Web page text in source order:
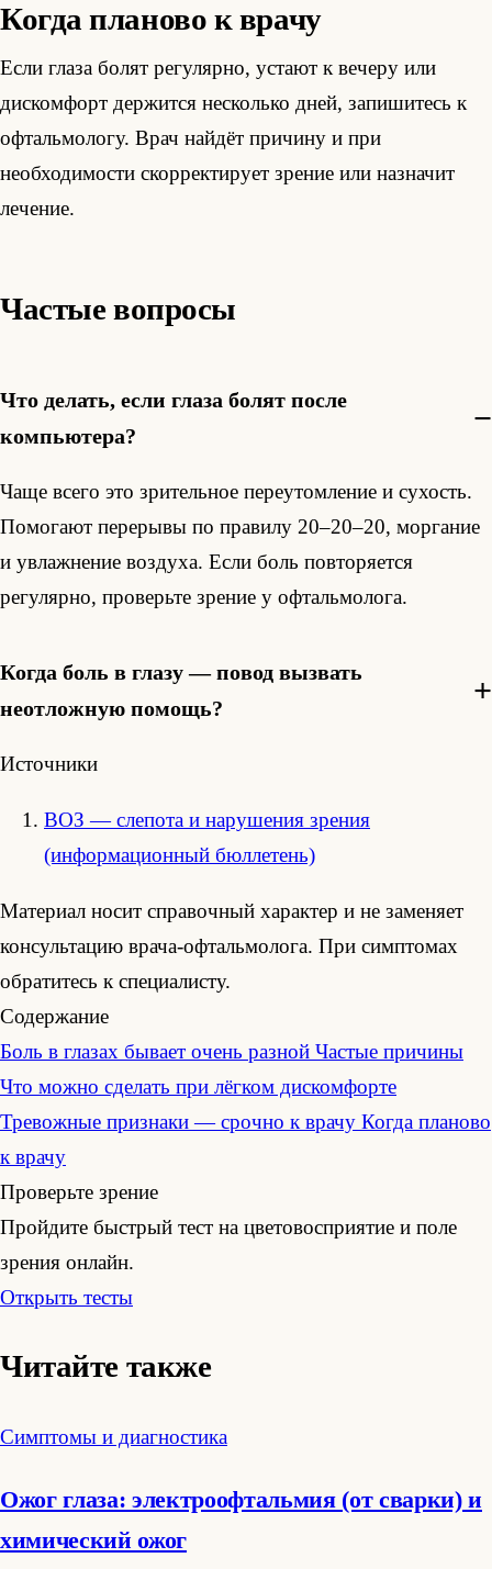
Когда планово к врачу
Если глаза болят регулярно, устают к вечеру или
дискомфорт держится несколько дней, запишитесь к
офтальмологу. Врач найдёт причину и при
необходимости скорректирует зрение или назначит
лечение.
Частые вопросы
Что делать, если глаза болят после
компьютера?
Чаще всего это зрительное переутомление и сухость.
Помогают перерывы по правилу 20–20–20, моргание
и увлажнение воздуха. Если боль повторяется
регулярно, проверьте зрение у офтальмолога.
Когда боль в глазу — повод вызвать
неотложную помощь?
Источники
ВОЗ — слепота и нарушения зрения
(информационный бюллетень)
Материал носит справочный характер и не заменяет
консультацию врача-офтальмолога. При симптомах
обратитесь к специалисту.
Содержание
Боль в глазах бывает очень разной Частые причины
Что можно сделать при лёгком дискомфорте
Тревожные признаки — срочно к врачу Когда планово
к врачу
Проверьте зрение
Пройдите быстрый тест на цветовосприятие и поле
зрения онлайн.
Открыть тесты
Читайте также
Симптомы и диагностика
Ожог глаза: электроофтальмия (от сварки) и
химический ожог